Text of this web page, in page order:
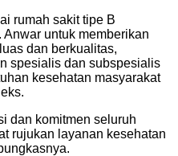
rumah sakit tipe B
untuk memberikan
dan berkualitas,
spesialis dan subspesialis
kesehatan masyarakat
dan komitmen seluruh
rujukan layanan kesehatan